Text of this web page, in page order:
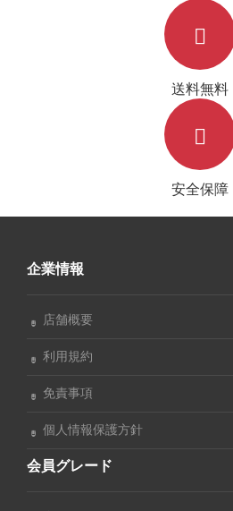
送料無料
安全保障
企業情報
店舗概要
利用規約
免責事項
個人情報保護方針
会員グレード